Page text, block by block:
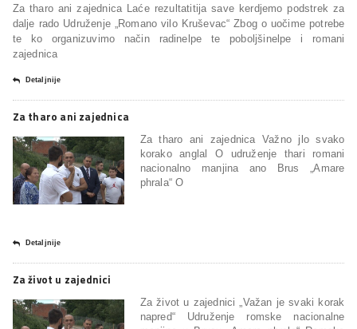
Za tharo ani zajednica Laće rezultatitija save kerdjemo podstrek za
dalje rado Udruženje „Romano vilo Kruševac“ Zbog o uočime potrebe
te ko organizuvimo način radinelpe te poboljšinelpe i romani
zajednica
Detaljnije
Za tharo ani zajednica
Za tharo ani zajednica Važno jlo svako
korako anglal O udruženje thari romani
nacionalno manjina ano Brus „Amare
phrala“ O
Detaljnije
Za život u zajednici
Za život u zajednici „Važan je svaki korak
napred“ Udruženje romske nacionalne